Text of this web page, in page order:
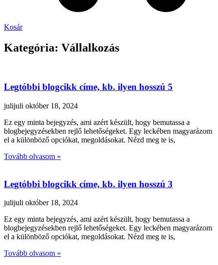
Kosár
Kategória: Vállalkozás
Legtóbbi blogcikk címe, kb. ilyen hosszú 5
julijuli október 18, 2024
Ez egy minta bejegyzés, ami azért készült, hogy bemutassa a
blogbejegyzésekben rejlő lehetőségeket. Egy leckében magyarázom
el a különböző opciókat, megoldásokat. Nézd meg te is,
Tovább olvasom »
Legtóbbi blogcikk címe, kb. ilyen hosszú 3
julijuli október 18, 2024
Ez egy minta bejegyzés, ami azért készült, hogy bemutassa a
blogbejegyzésekben rejlő lehetőségeket. Egy leckében magyarázom
el a különböző opciókat, megoldásokat. Nézd meg te is,
Tovább olvasom »